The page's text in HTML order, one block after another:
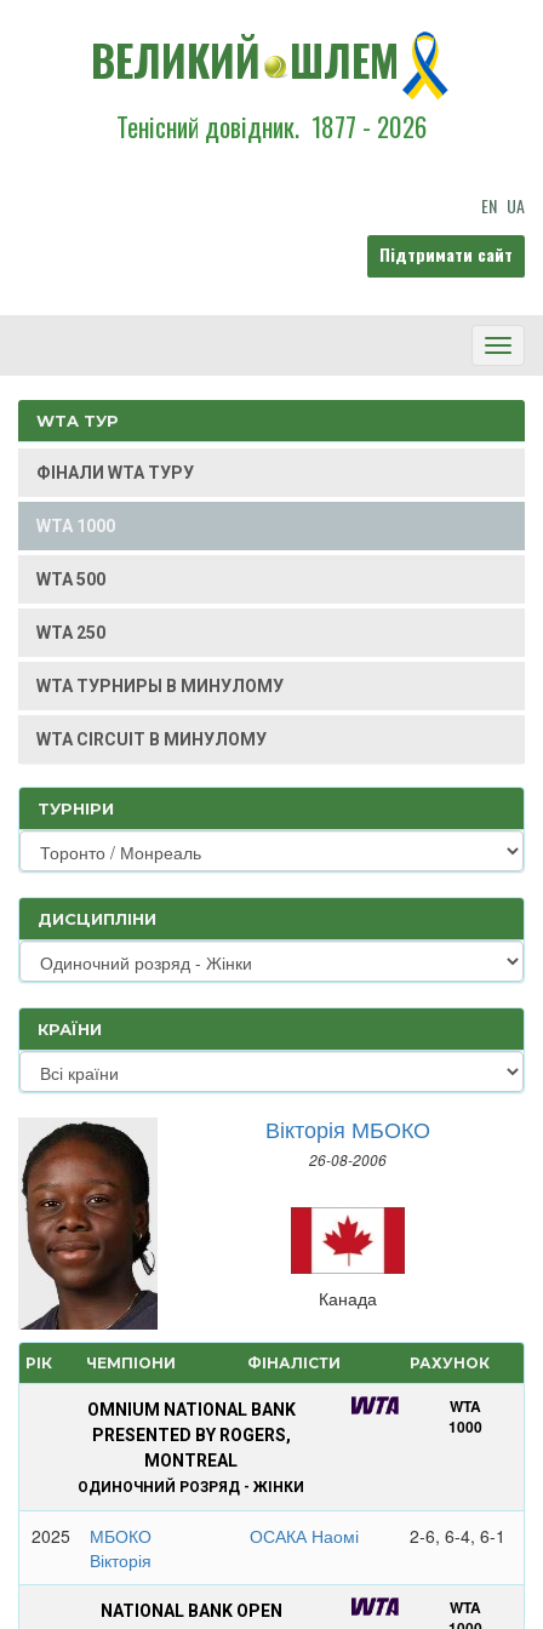
ВЕЛИКИЙ ШЛЕМ
Тенісний довідник. 1877 - 2026
EN UA
Підтримати сайт
WTA ТУР
ФІНАЛИ WTA ТУРУ
WTA 1000
WTA 500
WTA 250
WTA ТУРНИРЫ В МИНУЛОМУ
WTA CIRCUIT В МИНУЛОМУ
ТУРНІРИ
ДИСЦИПЛІНИ
КРАЇНИ
Вікторія МБОКО
26-08-2006
Канада
РІК ЧЕМПІОНИ ФІНАЛІСТИ РАХУНОК
OMNIUM NATIONAL BANK
PRESENTED BY ROGERS,
MONTREAL
ОДИНОЧНИЙ РОЗРЯД - ЖІНКИ
WTA
1000
2025
МБОКО
Вікторія
ОСАКА Наомі 2-6, 6-4, 6-1
NATIONAL BANK OPEN
WTA